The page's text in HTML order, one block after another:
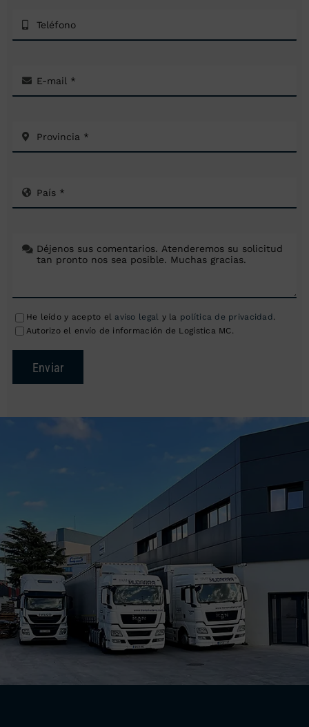
He leído y acepto el aviso legal y la política de privacidad .
Autorizo el envío de información de Logística MC.
Enviar